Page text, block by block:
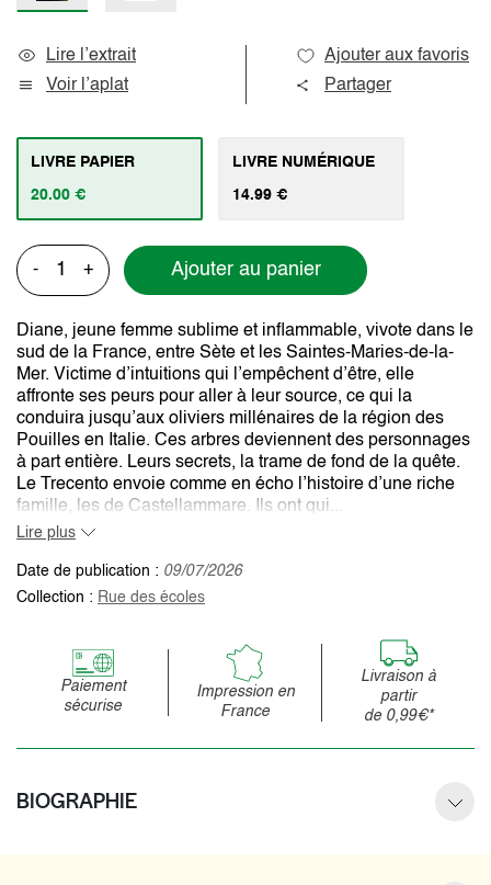
Lire l’extrait
Voir l’aplat
Ajouter aux favoris
Partager
LIVRE PAPIER
20.00 €
LIVRE NUMÉRIQUE
14.99 €
- + Ajouter au panier
Diane, jeune femme sublime et inflammable, vivote dans le
sud de la France, entre Sète et les Saintes-Maries-de-la-
Mer. Victime d’intuitions qui l’empêchent d’être, elle
affronte ses peurs pour aller à leur source, ce qui la
conduira jusqu’aux oliviers millénaires de la région des
Pouilles en Italie. Ces arbres deviennent des personnages
à part entière. Leurs secrets, la trame de fond de la quête.
Le Trecento envoie comme en écho l’histoire d’une riche
famille, les de Castellammare. Ils ont qui...
Lire plus
Date de publication : 09/07/2026
Collection : Rue des écoles
Paiement
sécurise
Impression en
France
Livraison à
partir
de 0,99€*
BIOGRAPHIE